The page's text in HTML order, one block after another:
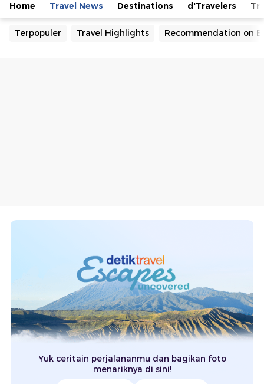
Home Travel News Destinations d'Travelers
Terpopuler Travel Highlights Recommendation on
Yuk ceritain perjalananmu dan bagikan foto
menariknya di sini!